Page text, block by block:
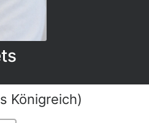
Königreich)